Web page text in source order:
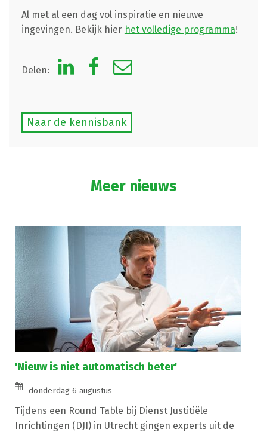
Al met al een dag vol inspiratie en nieuwe
ingevingen. Bekijk hier het volledige programma!
Delen:
Naar de kennisbank
Meer nieuws
'Nieuw is niet automatisch beter'
donderdag 6 augustus
Tijdens een Round Table bij Dienst Justitiële
Inrichtingen (DJI) in Utrecht gingen experts uit de